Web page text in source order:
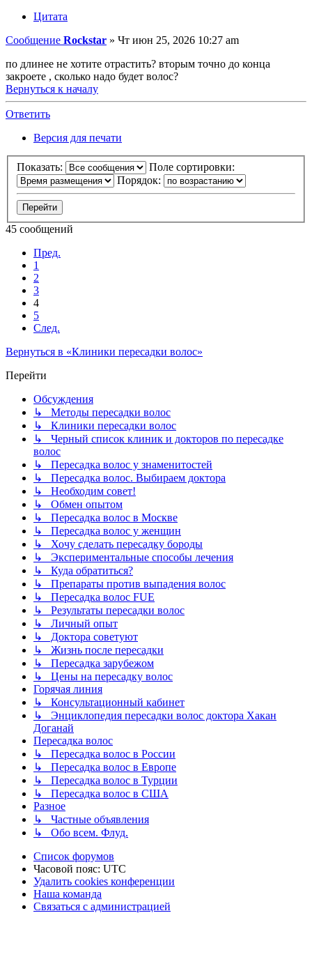
Цитата
Сообщение Rockstar » Чт июн 25, 2026 10:27 am
по длинее не хотите отрастить? вторым точно до конца
закроете , сколько надо будет волос?
Вернуться к началу
Ответить
Версия для печати
Показать:
Поле сортировки:
Порядок:
45 сообщений
Пред.
1
2
3
4
5
След.
Вернуться в «Клиники пересадки волос»
Перейти
Обсуждения
↳ Методы пересадки волос
↳ Клиники пересадки волос
↳ Черный список клиник и докторов по пересадке
волос
↳ Пересадка волос у знаменитостей
↳ Пересадка волос. Выбираем доктора
↳ Необходим совет!
↳ Обмен опытом
↳ Пересадка волос в Москве
↳ Пересадка волос у женщин
↳ Хочу сделать пересадку бороды
↳ Экспериментальные способы лечения
↳ Куда обратиться?
↳ Препараты против выпадения волос
↳ Пересадка волос FUE
↳ Результаты пересадки волос
↳ Личный опыт
↳ Доктора советуют
↳ Жизнь после пересадки
↳ Пересадка зарубежом
↳ Цены на пересадку волос
Горячая линия
↳ Консультационный кабинет
↳ Энциклопедия пересадки волос доктора Хакан
Доганай
Пересадка волос
↳ Пересадка волос в России
↳ Пересадка волос в Европе
↳ Пересадка волос в Турции
↳ Пересадка волос в США
Разное
↳ Частные объявления
↳ Обо всем. Флуд.
Список форумов
Часовой пояс: UTC
Удалить cookies конференции
Наша команда
Связаться с администрацией